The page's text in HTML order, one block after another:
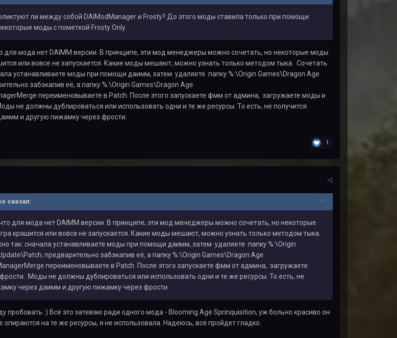
ли между собой DAIModManager и Frosty? До этого моды ставила только при помощи
моды с пометкой Frosty Only.
для мода нет DAIMM версии. В принципе, эти мод менеджеры можно сочетать, но некоторые моды
или вовсе не запускается. Какие моды мешают, можно узнать только методом тыка. Сочетать
устанавливаете моды при помощи даимм, затем удаляете папку %:\Origin Games\Dragon Age
забэкапив её, а папку %:\Origin Games\Dragon Age
переименовываете в Patch. После этого запускаете фмм от админа, загружаете моды и
не должны дублироваться или использовать одни и те же ресурсы. То есть, не получится
и другую пижамку через фрости.
1
сказал:
для мода нет DAIMM версии. В принципе, эти мод менеджеры можно сочетать, но некоторые
крашится или вовсе не запускается. Какие моды мешают, можно узнать только методом тыка.
так: сначала устанавливаете моды при помощи даимм, затем удаляете папку %:\Origin
предварительно забэкапив её, а папку %:\Origin Games\Dragon Age
переименовываете в Patch. После этого запускаете фмм от админа, загружаете
Моды не должны дублироваться или использовать одни и те же ресурсы. То есть, не
через даимм и другую пижамку через фрости.
пробовать :) Всё это затеваю ради одного мода - Blooming Age Sprinquisition, уж больно красиво он
на те же ресурсы, я не использовала. Надеюсь, всё пройдет гладко.